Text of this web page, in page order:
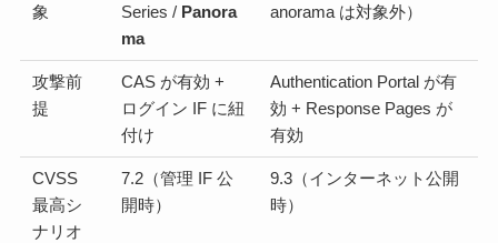
象
Series / Panora
ma
anorama は対象外）
攻撃前
提
CAS が有効 +
ログイン IF に紐
付け
Authentication Portal が有
効 + Response Pages が
有効
CVSS
最高シ
ナリオ
7.2（管理 IF 公
開時）
9.3（インターネット公開
時）